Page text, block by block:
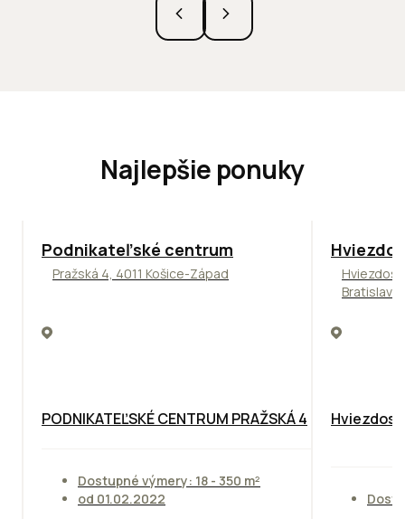
Najlepšie ponuky
ODPORÚČAME
Podnikateľské centrum
Pražská 4, 4011 Košice-Západ
PODNIKATEĽSKÉ CENTRUM PRAŽSKÁ 4
Dostupné výmery: 18 - 350 m²
od 01.02.2022